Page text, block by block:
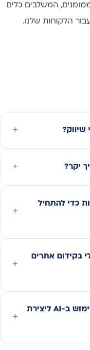
ממומנים, המשלבים כלים
כדי להתחיל
בקידום אתרים
מהם הסיכונים הגדולים ביותר בשימוש ב-AI ליצירת